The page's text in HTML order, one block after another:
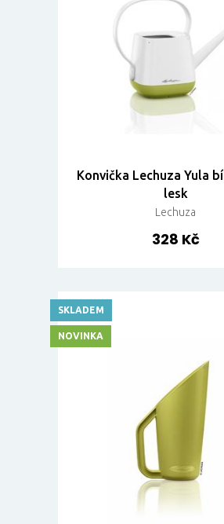
Konvička Lechuza Yula
lesk
Lechuza
328 Kč
SKLADEM
NOVINKA